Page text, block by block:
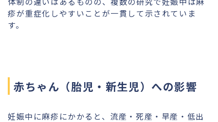
疹が重症化しやすいことが一貫して示されていま
す。
赤ちゃん（胎児・新生児）への影響
妊娠中に麻疹にかかると、流産・死産・早産・低出